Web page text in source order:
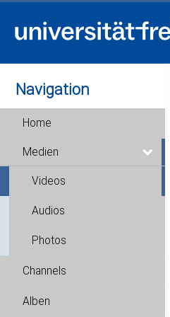
Navigation
Home
Medien
Videos
Audios
Photos
Channels
Alben